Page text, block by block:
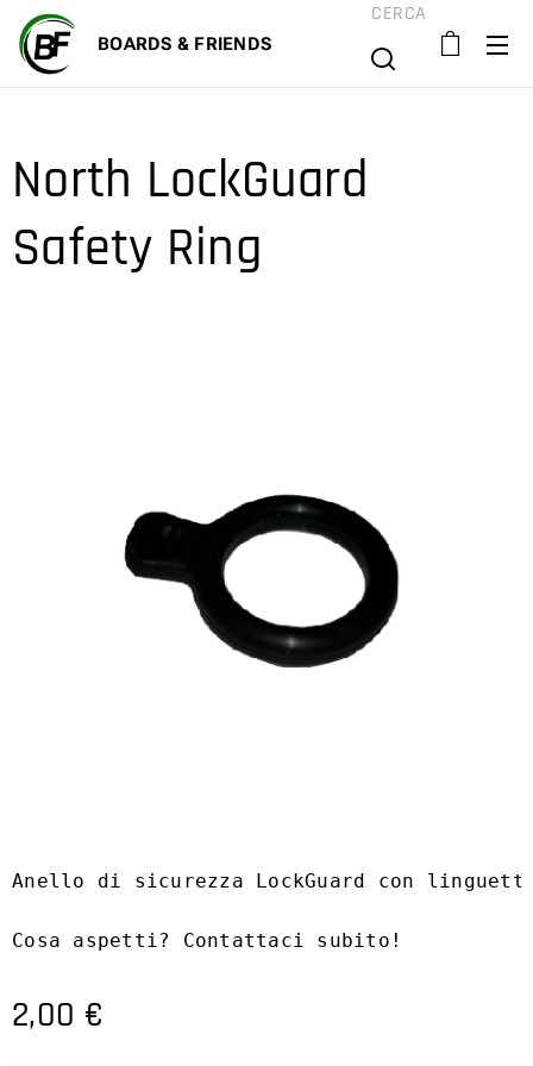
BOARDS & FRIENDS
CERCA
North LockGuard
Safety Ring
Anello di sicurezza LockGuard con
Cosa aspetti? Contattaci subito!
2,00 €